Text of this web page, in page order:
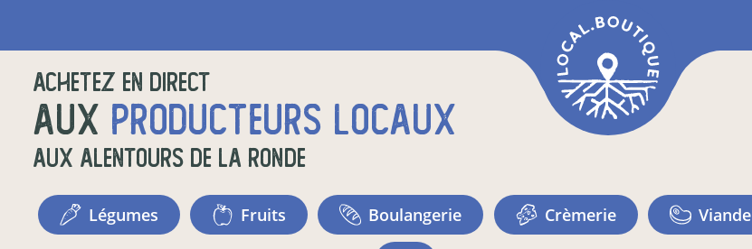
Achetez en direct
aux producteurs locaux
aux alentours de La Ronde
légumes fruits boulangerie crèmerie viande